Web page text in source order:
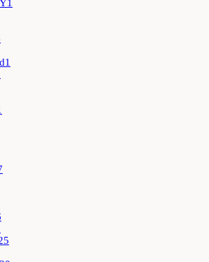
1
1